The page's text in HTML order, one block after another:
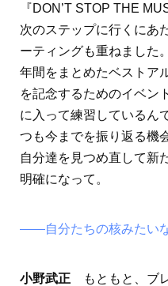
『DON’T STOP THE
次のステップに行くにあ
ーティングも重ねました
年間をまとめたベストア
を記念するためのイベン
に入って練習しているん
つも今までを振り返る機
自分達を見つめ直して新
明確になって。
――自分たちの核みたい
小野武正
もともと、ブ